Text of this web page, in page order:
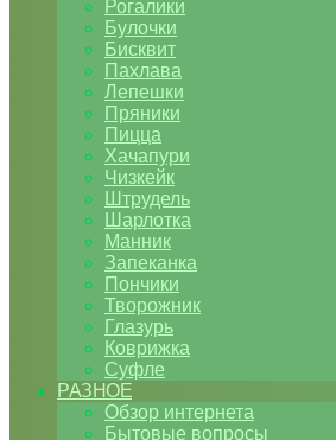
Рогалики
Булочки
Бисквит
Пахлава
Лепешки
Пряники
Пицца
Хачапури
Чизкейк
Штрудель
Шарлотка
Манник
Запеканка
Пончики
Творожник
Глазурь
Коврижка
Суфле
РАЗНОЕ
Обзор интернета
Бытовые вопросы